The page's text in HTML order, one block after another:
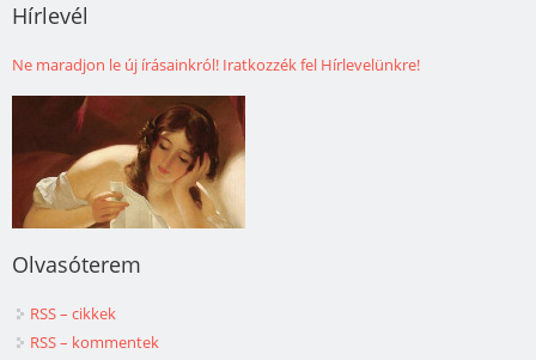
Hírlevél
Ne maradjon le új írásainkról! Iratkozzék fel Hírlevelünkre!
Olvasóterem
RSS – cikkek
RSS – kommentek